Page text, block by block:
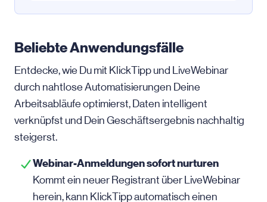
Beliebte Anwendungsfälle
Entdecke, wie Du mit KlickTipp und LiveWebinar
durch nahtlose Automatisierungen Deine
Arbeitsabläufe optimierst, Daten intelligent
verknüpfst und Dein Geschäftsergebnis nachhaltig
steigerst.
Webinar-Anmeldungen sofort nurturen
Kommt ein neuer Registrant über LiveWebinar
herein, kann KlickTipp automatisch einen